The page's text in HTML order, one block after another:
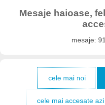
Mesaje haioase,
mesaje:
cele mai noi
cele mai accesate azi